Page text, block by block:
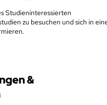
Studieninteressierten
zu besuchen und sich in
&